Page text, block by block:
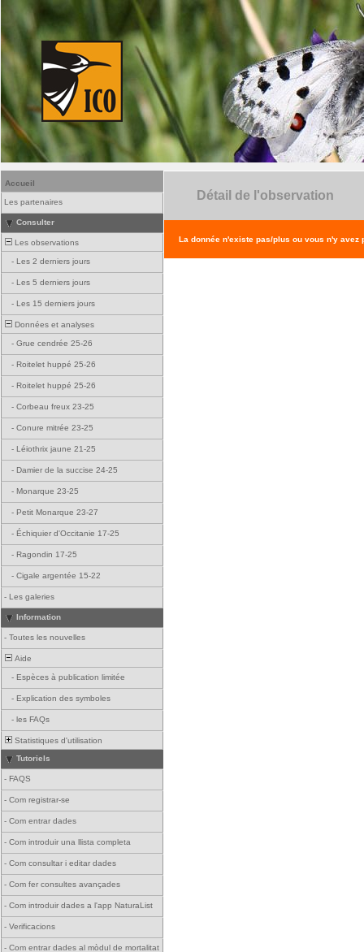
Accueil
Les partenaires
Consulter
Les observations
- Les 2 derniers jours
- Les 5 derniers jours
- Les 15 derniers jours
Données et analyses
- Grue cendrée 25-26
- Roitelet huppé 25-26
- Roitelet huppé 25-26
- Corbeau freux 23-25
- Conure mitrée 23-25
- Léiothrix jaune 21-25
- Damier de la succise 24-25
- Monarque 23-25
- Petit Monarque 23-27
- Échiquier d'Occitanie 17-25
- Ragondin 17-25
- Cigale argentée 15-22
- Les galeries
Information
- Toutes les nouvelles
Aide
- Espèces à publication limitée
- Explication des symboles
- les FAQs
Statistiques d'utilisation
Tutoriels
- FAQS
- Com registrar-se
- Com entrar dades
- Com introduir una llista completa
- Com consultar i editar dades
- Com fer consultes avançades
- Com introduir dades a l'app NaturaList
- Verificacions
- Com entrar dades al mòdul de mortalitat
Détail de l'observation
La donnée n'existe pas/plus ou vous n'y avez